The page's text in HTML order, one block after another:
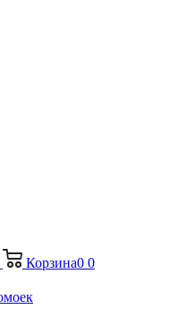
Корзина0 0